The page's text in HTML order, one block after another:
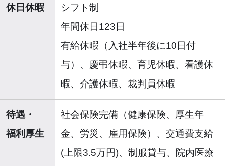
休日休暇
シフト制
年間休日123日
有給休暇（入社半年後に10日付
与）、慶弔休暇、育児休暇、看護休
暇、介護休暇、裁判員休暇
待遇・
福利厚生
社会保険完備（健康保険、厚生年
金、労災、雇用保険）、交通費支給
(上限3.5万円)、制服貸与、院内医療